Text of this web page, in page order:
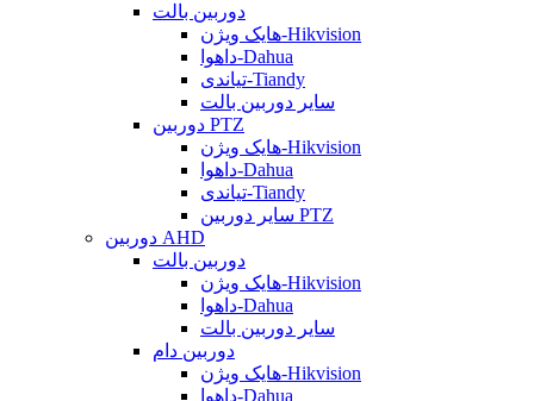
دوربین بالت
هایک ویژن-Hikvision
داهوا-Dahua
تیاندی-Tiandy
سایر دوربین بالت
دوربین PTZ
هایک ویژن-Hikvision
داهوا-Dahua
تیاندی-Tiandy
سایر دوربین PTZ
دوربین AHD
دوربین بالت
هایک ویژن-Hikvision
داهوا-Dahua
سایر دوربین بالت
دوربین دام
هایک ویژن-Hikvision
داهوا-Dahua